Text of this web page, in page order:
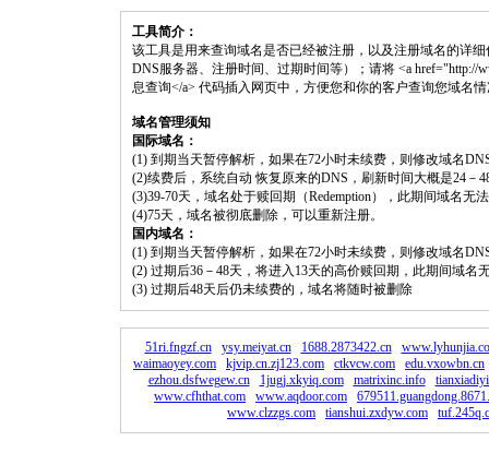
工具简介：
该工具是用来查询域名是否已经被注册，以及注册域名的详
DNS服务器、注册时间、过期时间等）；请将 <a href="http://
息查询</a> 代码插入网页中，方便您和你的客户查询您域名
域名管理须知
国际域名：
(1) 到期当天暂停解析，如果在72小时未续费，则修改域名
(2)续费后，系统自动 恢复原来的DNS，刷新时间大概是24－
(3)39-70天，域名处于赎回期（Redemption），此期间域名无
(4)75天，域名被彻底删除，可以重新注册。
国内域名：
(1) 到期当天暂停解析，如果在72小时未续费，则修改域名
(2) 过期后36－48天，将进入13天的高价赎回期，此期间域名
(3) 过期后48天后仍未续费的，域名将随时被删除
51ri.fngzf.cn ysy.meiyat.cn 1688.2873422.cn
waimaoyey.com
kjvip.cn.zj123.com ctkvcw.com
edu.vxowbn.cn
ezhou.dsfwegew.cn
1jugj.xkyiq.com matrixinc.info
www.cfhthat.com
www.aqdoor.com
www.clzzgs.com
tianshui.zxdyw.com